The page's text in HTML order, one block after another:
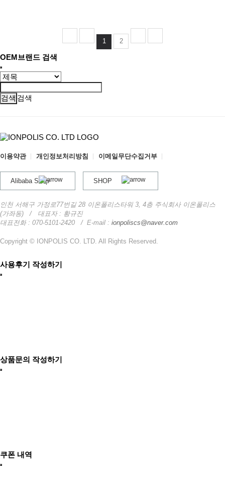
1 2
OEM브랜드 검색
검색
이용약관 개인정보처리방침 이메일무단수집거부
Alibaba Shop SHOP
인천 서해구 가정로77번길 28 이온폴리스타워 3, 4층 주식회사 이온폴리스
(가좌동)
/ 대표자 : 황규진
대표전화 : 070-5101-2420 / E-mail : ionpoliscs@naver.com
Copyright © IONPOLIS CO. LTD. All Rights Reserved.
사용후기 작성하기
상품문의 작성하기
쿠폰 내역